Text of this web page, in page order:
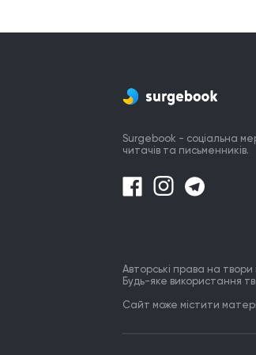
Surgebook - соціальна
читачів та письменників.
Авторські права на
Будь-яке використання
Сайт може містити